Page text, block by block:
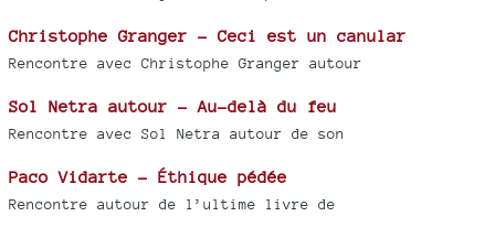
Christophe Granger - Ceci est un canular
Rencontre avec Christophe Granger autour
Sol Netra autour - Au-delà du feu
Rencontre avec Sol Netra autour de son
Paco Vidarte - Éthique pédée
Rencontre autour de l’ultime livre de